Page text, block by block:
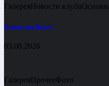
ГалереяНовости клуба
Принимаем Волну!
03.08.2026
ГалереяПрочееФото